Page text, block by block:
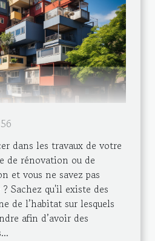
dans les travaux de votre
de rénovation ou de
et vous ne savez pas
Sachez qu'il existe des
de l’habitat sur lesquels
afin d’avoir des